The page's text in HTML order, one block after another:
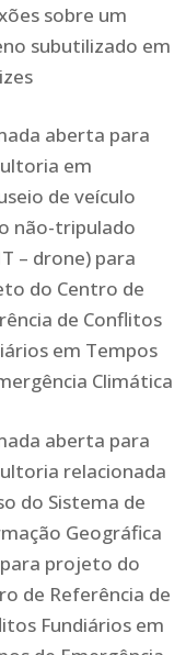
sobre um
subutilizado em
aberta para
em
de veículo
não-tripulado
– drone) para
do Centro de
de Conflitos
em Tempos
Climática
aberta para
relacionada
do Sistema de
Geográfica
projeto do
de Referência de
Fundiários em